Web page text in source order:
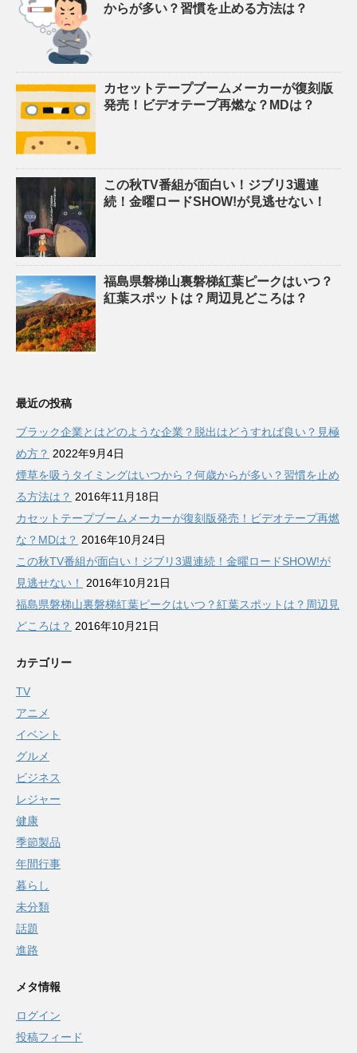
からが多い？習慣を止める方法は？
カセットテープブームメーカーが復刻版
発売！ビデオテープ再燃な？MDは？
この秋TV番組が面白い！ジブリ3週連
続！金曜ロードSHOW!が見逃せない！
福島県磐梯山裏磐梯紅葉ピークはいつ？
紅葉スポットは？周辺見どころは？
最近の投稿
ブラック企業とはどのような企業？脱出はどうすれば良い？見極
め方？ 2022年9月4日
煙草を吸うタイミングはいつから？何歳からが多い？習慣を止め
る方法は？ 2016年11月18日
カセットテープブームメーカーが復刻版発売！ビデオテープ再燃
な？MDは？ 2016年10月24日
この秋TV番組が面白い！ジブリ3週連続！金曜ロードSHOW!が
見逃せない！
2016年10月21日
福島県磐梯山裏磐梯紅葉ピークはいつ？紅葉スポットは？周辺見
どころは？ 2016年10月21日
カテゴリー
TV
アニメ
イベント
グルメ
ビジネス
レジャー
健康
季節製品
年間行事
暮らし
未分類
話題
進路
メタ情報
ログイン
投稿フィード